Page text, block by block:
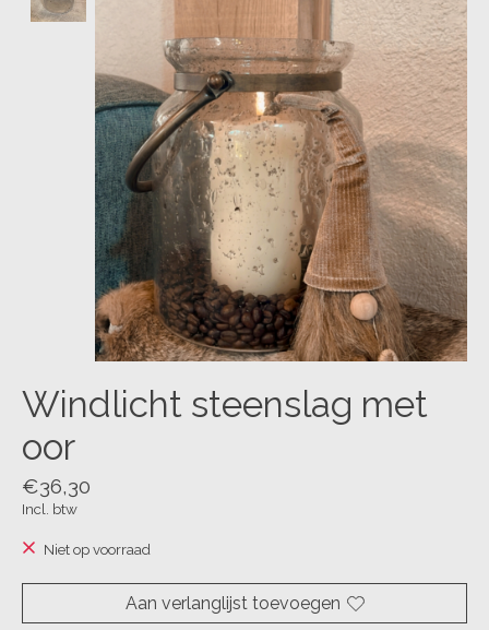
Windlicht steenslag met
oor
€36,30
Incl. btw
Niet op voorraad
Aan verlanglijst toevoegen